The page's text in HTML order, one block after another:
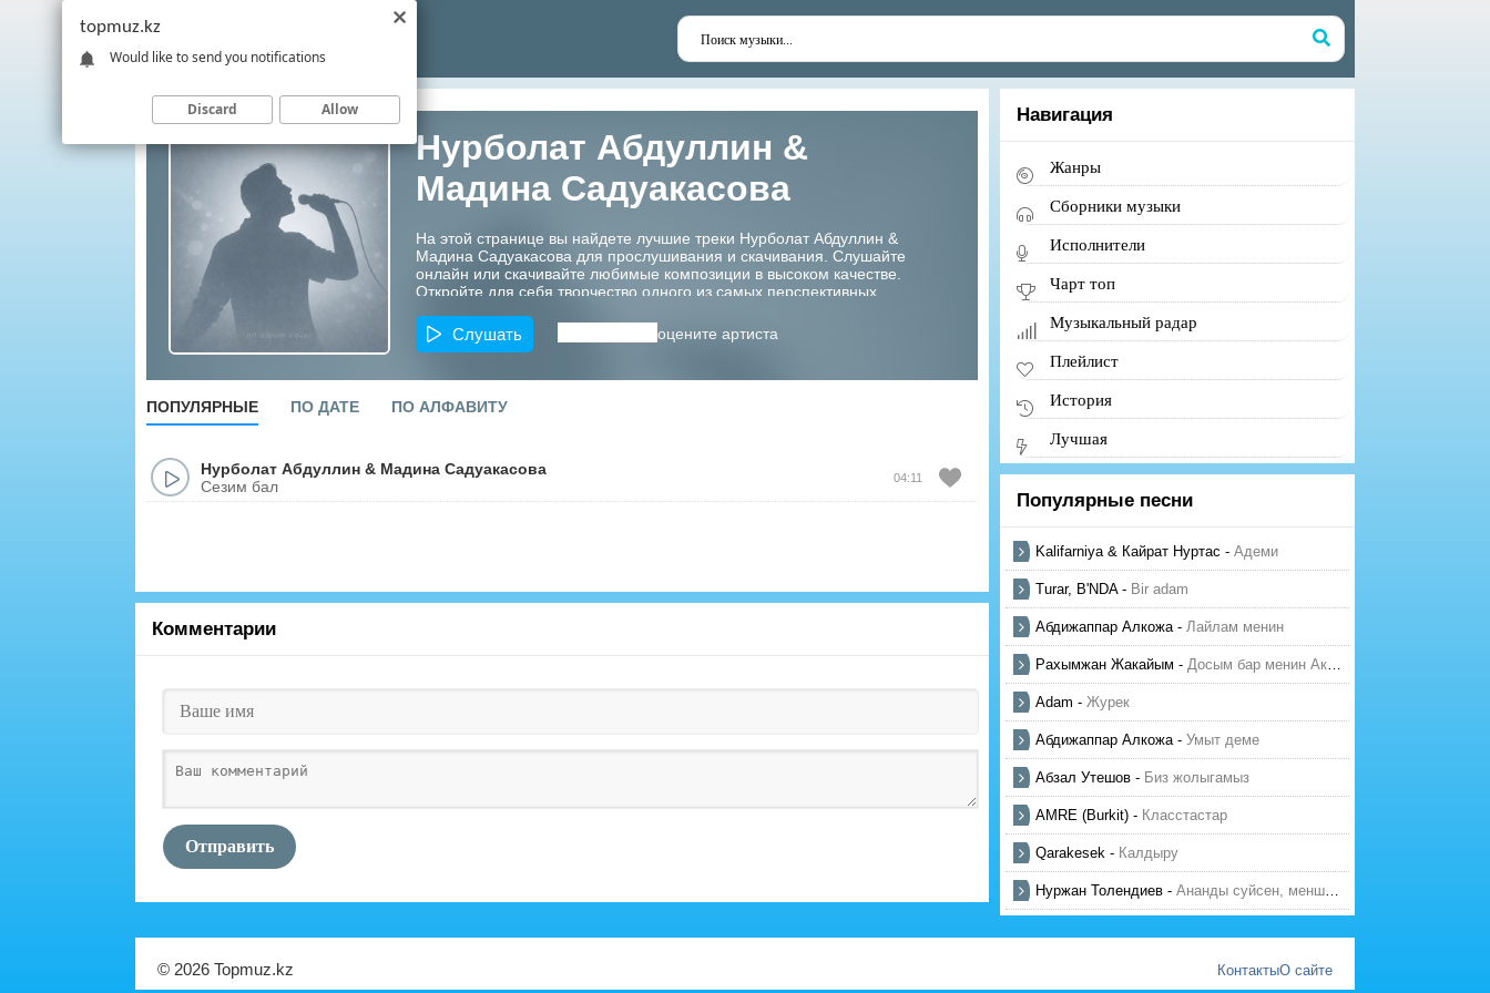
Нурболат Абдуллин &
Мадина Садуакасова
На этой странице вы найдете лучшие треки Нурболат Абдуллин &
Мадина Садуакасова для прослушивания и скачивания. Слушайте
онлайн или скачивайте любимые композиции в высоком качестве.
Откройте для себя творчество одного из самых перспективных
Слушать оцените артиста
ПОПУЛЯРНЫЕ ПО ДАТЕ ПО АЛФАВИТУ
Нурболат Абдуллин & Мадина Садуакасова
Сезим бал
04:11
Комментарии
Отправить
Навигация
Жанры
Сборники музыки
Исполнители
Чарт топ
Музыкальный радар
Плейлист
История
Лучшая
Популярные песни
Kalifarniya & Кайрат Нуртас - Адеми
Turar, B'NDA- Bir adam
Абдижаппар Алкожа- Лайлам менин
Рахымжан Жакайым - Досым бар менин Актауда
Adam - Журек
Абдижаппар Алкожа- Умыт деме
Абзал Утешов - Биз жолыгамыз
AMRE (Burkit) - Класстастар
Qarakesek - Калдыру
Нуржан Толендиев - Ананды суйсен, менше суй
© 2026 Topmuz.kz КонтактыО сайте
topmuz.kz
Would like to send you notifications
Discard Allow